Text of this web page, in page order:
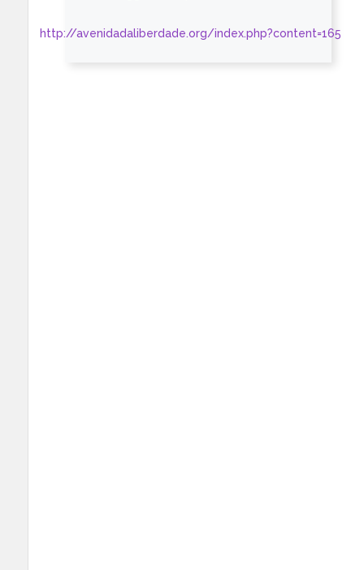
http://avenidadaliberdade.org/index.php?content=165